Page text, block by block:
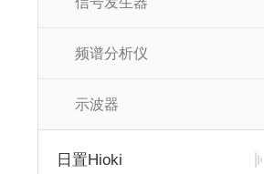
频谱分析仪
示波器
日置Hioki